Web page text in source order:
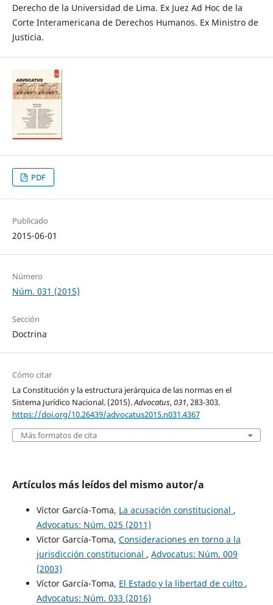
Derecho de la Universidad de Lima. Ex Juez Ad Hoc de la
Corte Interamericana de Derechos Humanos. Ex Ministro de
Justicia.
PDF
Publicado
2015-06-01
Número
Núm. 031 (2015)
Sección
Doctrina
Cómo citar
La Constitución y la estructura jerárquica de las normas en el
Sistema Jurídico Nacional. (2015).Advocatus,031, 283-303.
https://doi.org/10.26439/advocatus2015.n031.4367
Más formatos de cita
Artículos más leídos del mismo autor/a
Víctor García-Toma, La acusación constitucional ,
Advocatus: Núm. 025 (2011)
Víctor García-Toma, Consideraciones en torno a la
jurisdicción constitucional , Advocatus: Núm. 009
(2003)
Víctor García-Toma, El Estado y la libertad de culto ,
Advocatus: Núm. 033 (2016)